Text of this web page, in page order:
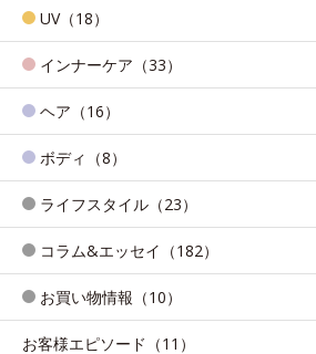
UV（18）
インナーケア（33）
ヘア（16）
ボディ（8）
ライフスタイル（23）
コラム&エッセイ（182）
お買い物情報（10）
お客様エピソード（11）